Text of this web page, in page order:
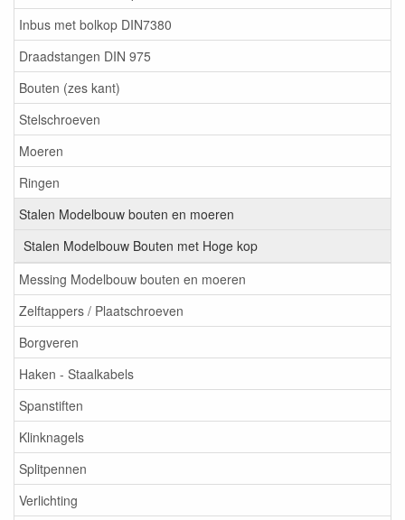
Inbus met bolkop DIN7380
Draadstangen DIN 975
Bouten (zes kant)
Stelschroeven
Moeren
Ringen
Stalen Modelbouw bouten en moeren
Stalen Modelbouw Bouten met Hoge kop
Messing Modelbouw bouten en moeren
Zelftappers / Plaatschroeven
Borgveren
Haken - Staalkabels
Spanstiften
Klinknagels
Splitpennen
Verlichting